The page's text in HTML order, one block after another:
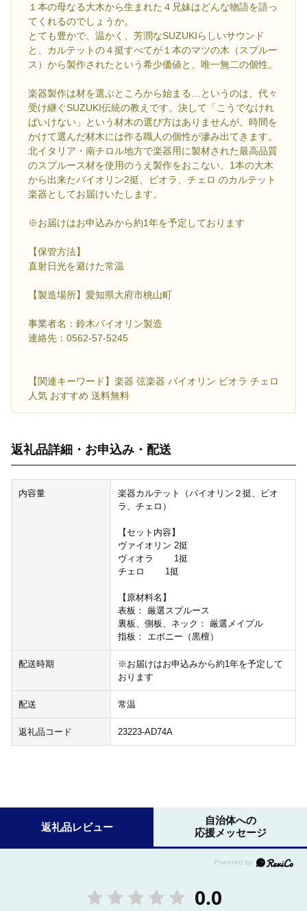
１本の母なる大木から生まれた４兄妹はどんな物語を語っ
てくれるのでしょうか。
とても豊かで、温かく、芳潤なSUZUKIらしいサウンド
と、カルテットの４挺すべてが１本のマツの木（スプルー
ス）から製作されたという希少価値と、唯一無二の個性。
楽器製作は材を選ぶところから始まる…というのは、代々
受け継ぐSUZUKI伝統の教えです。決して「こうでなけれ
ばいけない」という材木の選び方はありませんが、時間を
かけて選んだ材木には作る職人の個性が滲み出てきます。
北イタリア・南チロル地方で楽器用に製材された最高品質
のスプルース材を使用のうえ製作をおこない、1本の大木
から出来たバイオリン2挺、ビオラ、チェロ のカルテット
楽器としてお届けいたします。
※お届けはお申込みから約1年を予定しております
【保管方法】
直射日光を避けた常温
【製造場所】愛知県大府市桃山町
事業者名：鈴木バイオリン製造
連絡先：0562-57-5245
【関連キーワード】楽器 弦楽器 バイオリン ビオラ チェロ
人気 おすすめ 送料無料
返礼品詳細・お申込み・配送
内容量
楽器カルテット（バイオリン２挺、ビオ
ラ、チェロ）
【セット内容】
ヴァイオリン 2挺
ヴィオラ 1挺
チェロ 1挺
【原材料名】
表板： 厳選スプルース
裏板、側板、ネック： 厳選メイプル
指板： エボニー（黒檀）
配送時期
※お届けはお申込みから約1年を予定して
おります
配送 常温
返礼品コード 23223-AD74A
返礼品レビュー
自治体への
応援メッセージ
0.0